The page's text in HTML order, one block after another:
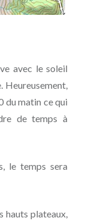
avec le soleil
Heureusement,
du matin ce qui
de temps à
le temps sera
hauts plateaux,